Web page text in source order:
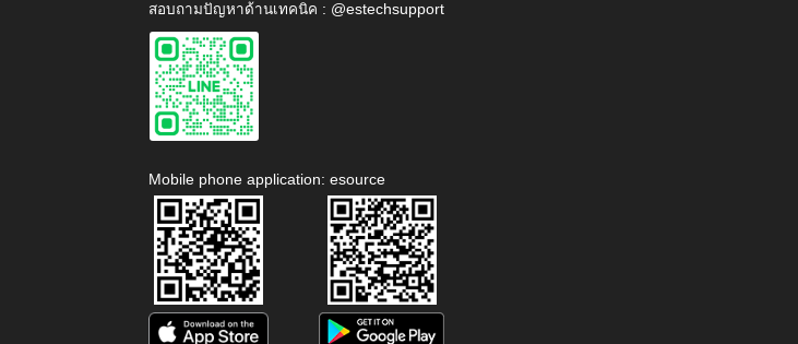
สอบถามปัญหาด้านเทคนิค : @estechsupport
Mobile phone application: esource